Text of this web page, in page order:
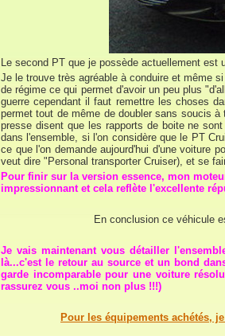
Le second PT que je possède actuellement
Je le trouve très agréable à conduire et même
de régime ce qui permet d'avoir un peu plus
guerre cependant il faut remettre les choses
permet tout de même de doubler sans soucis
presse disent que les rapports de boite ne
dans l'ensemble, si l'on considère que le PT
ce que l'on demande aujourd'hui d'une voiture
veut dire "Personal transporter Cruiser), et se
Pour finir sur la version essence, mon
impressionnant et cela reflète l'excellente
En conclusion ce véhicule
Je vais maintenant vous détailler
là...c'est le retour au source et un bond
garde incomparable pour une voiture
rassurez vous ..moi non plus !!!)
Pour les équipements achétés,